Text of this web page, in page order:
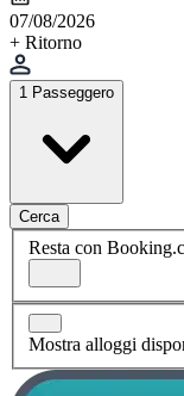
07/08/2026
+ Ritorno
1 Passeggero
Cerca
Resta con
Mostra alloggi